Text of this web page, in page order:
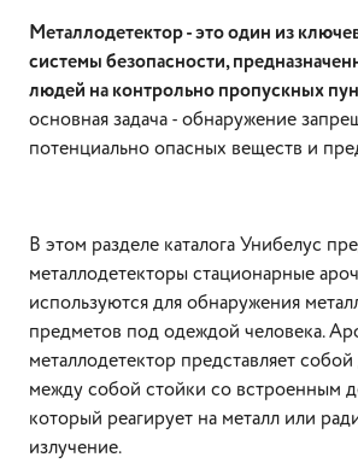
Металлодетектор - это один из
системы безопасности,
людей на контрольно пропускных
основная задача - обнаружение
потенциально опасных веществ и
В этом разделе каталога Унибелус
металлодетекторы стационарные
используются для обнаружения
предметов под одеждой человека.
металлодетектор представляет
между собой стойки со встроенным
который реагирует на металл или
излучение.